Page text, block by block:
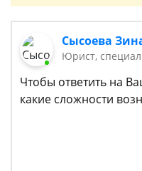
Сысоева
Юрист,
Чтобы ответить на
какие сложности